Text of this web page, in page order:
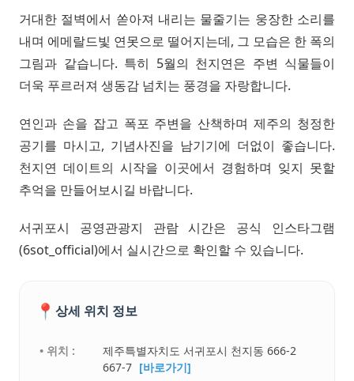
거대한 절벽에서 쏟아져 내리는 물줄기는 웅장한 소리를
내며 에메랄드빛 연못으로 떨어지는데, 그 모습은 한 폭의
그림과 같습니다. 특히 5월의 천지연은 주변 식물들이
더욱 푸르러져 생동감 넘치는 풍경을 자랑합니다.
연인과 손을 잡고 폭포 주변을 산책하며 제주의 청정한
공기를 마시고, 기념사진을 남기기에 더없이 좋습니다.
천지연 데이트의 시작을 이곳에서 경험하며 잊지 못할
추억을 만들어보시길 바랍니다.
서귀포시 공영관광지 관람 시간은 공식 인스타그램
(6sot_official)에서 실시간으로 확인할 수 있습니다.
📍 상세 위치 정보
• 위치 :
제주특별자치도 서귀포시 천지동 666-2
667-7 [바로가기]